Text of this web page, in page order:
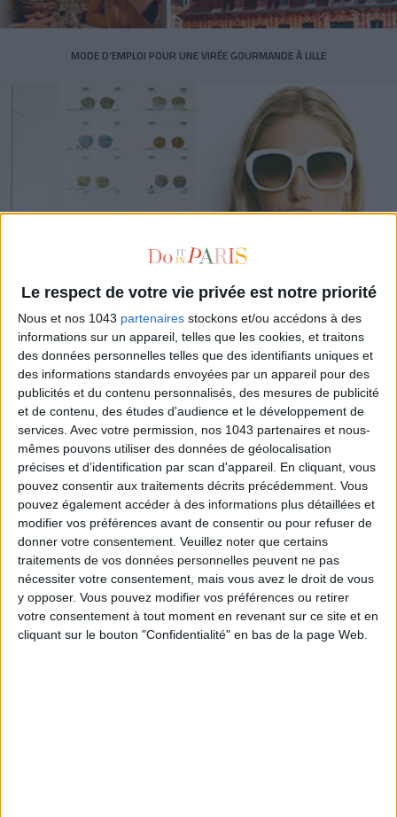
Le respect de votre vie privée est notre priorité
Nous et nos 1043 partenaires stockons et/ou accédons à des
informations sur un appareil, telles que les cookies, et traitons
des données personnelles telles que des identifiants uniques et
des informations standards envoyées par un appareil pour des
publicités et du contenu personnalisés, des mesures de publicité
et de contenu, des études d'audience et le développement de
services. Avec votre permission, nos 1043 partenaires et nous-
mêmes pouvons utiliser des données de géolocalisation
précises et d’identification par scan d'appareil. En cliquant, vous
pouvez consentir aux traitements décrits précédemment. Vous
pouvez également accéder à des informations plus détaillées et
modifier vos préférences avant de consentir ou pour refuser de
donner votre consentement. Veuillez noter que certains
traitements de vos données personnelles peuvent ne pas
nécessiter votre consentement, mais vous avez le droit de vous
y opposer. Vous pouvez modifier vos préférences ou retirer
votre consentement à tout moment en revenant sur ce site et en
cliquant sur le bouton "Confidentialité" en bas de la page Web.
MODE D’EMPLOI POUR UNE VIRÉE GOURMANDE À LILLE
5 BOUTIQUES POUR ATTRAPER SES SOLAIRES DE L’ÉTÉ
ON A TESTÉ LE PARADOX MUSEUM, DÉDIÉ À L’ILLUSION